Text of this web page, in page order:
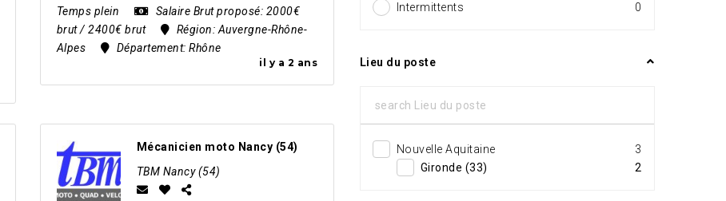
il y a 2 ans
Temps plein
Salaire Brut proposé: 2000€
brut / 2400€ brut
Région: Auvergne-Rhône-
Alpes
Département:Rhône
Mécanicien moto Nancy (54)
TBM Nancy (54)
Intermittents
0
Lieu du poste
Nouvelle Aquitaine
3
2
Gironde (33)